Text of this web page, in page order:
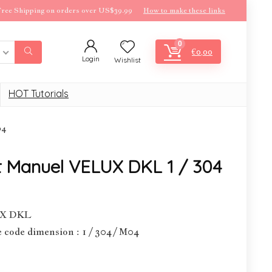
Shipping on orders over US$39.99 How to make these links
Login Wishlist
0
€0,00
HOT Tutorials
VELUX DKL 1 / 304
DKL
dimension : 1 / 304 / M04